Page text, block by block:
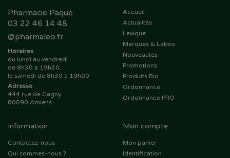
Pharmacie Paque
03 22 46 14 48
@pharmaleo.fr
Horaires
du lundi au vendredi
de 8h30 à 19h30,
le samedi de 8h30 à 19h00
Adresse
444 rue de Cagny
80090 Amiens
Accueil
Actualités
Lexique
Marques & Labos
Nouveautés
Promotions
Produits Bio
Ordonnance
Ordonnance PRO
Information
Contactez-nous
Qui sommes-nous ?
Mon compte
Mon panier
Identification